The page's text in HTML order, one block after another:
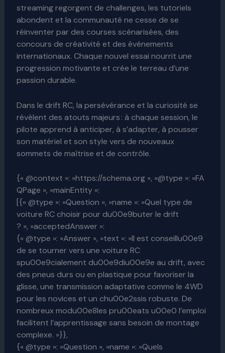
streaming regorgent de challenges, les tutoriels
abondent et la communauté ne cesse de se
réinventer par des courses scénarisées, des
concours de créativité et des événements
internationaux. Chaque nouvel essai nourrit une
progression motivante et crée le terreau d’une
passion durable.
Dans le drift RC, la persévérance et la curiosité se
révèlent des atouts majeurs : à chaque session, le
pilote apprend à anticiper, à s’adapter, à pousser
son matériel et son style vers de nouveaux
sommets de maîtrise et de contrôle.
{« @context »: »https://schema.org », »@type »: »FA
QPage », »mainEntity »:
[{« @type »: »Question », »name »: »Quel type de
voiture RC choisir pour du00e9buter le drift
? », »acceptedAnswer »:
{« @type »: »Answer », »text »: »Il est conseillu00e9
de se tourner vers une voiture RC
spu00e9cialement du00e9diu00e9e au drift, avec
des pneus durs ou en plastique pour favoriser la
glisse, une transmission adaptative comme le 4WD
pour les novices et un chu00e2ssis robuste. De
nombreux modu00e8les pru00eats u00e0 l’emploi
facilitent l’apprentissage sans besoin de montage
complexe. »}},
{« @type »: »Question », »name »: »Quels